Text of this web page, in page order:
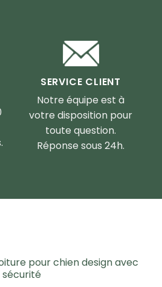
SERVICE CLIENT
Notre équipe est à
votre disposition pour
toute question.
Réponse sous 24h.
pour chien design avec